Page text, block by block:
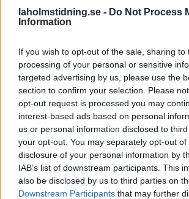
laholmstidning.se - Do Not Process
Information
If you wish to opt-out of the sale, sharing to
processing of your personal or sensitive
targeted advertising by us, please use the
section to confirm your selection. Please
opt-out request is processed you may
interest-based ads based on personal
us or personal information disclosed to
your opt-out. You may separately opt-out
disclosure of your personal information by
IAB’s list of downstream participants. This
also be disclosed by us to third parties on
Downstream Participants that may further
NYHETER 2026-08-07 KL. 10:33
Hotade och viftade
med kniv i Traryd –
döms till fängelse
Tre år gamla brott har nu fått
sitt avslut.
NYHETER
Louise
Svårt att